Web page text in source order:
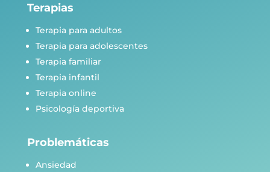
Terapias
Terapia para adultos
Terapia para adolescentes
Terapia familiar
Terapia infantil
Terapia online
Psicología deportiva
Problemáticas
Ansiedad